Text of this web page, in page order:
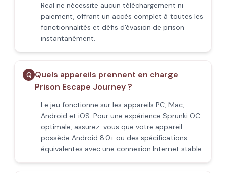
Real ne nécessite aucun téléchargement ni
paiement, offrant un accès complet à toutes les
fonctionnalités et défis d'évasion de prison
instantanément.
Q Quels appareils prennent en charge
Prison Escape Journey ?
Le jeu fonctionne sur les appareils PC, Mac,
Android et iOS. Pour une expérience Sprunki OC
optimale, assurez-vous que votre appareil
possède Android 8.0+ ou des spécifications
équivalentes avec une connexion Internet stable.